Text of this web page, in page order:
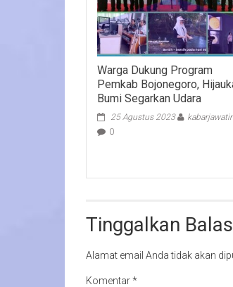
Warga Dukung Program
Pemkab Bojonegoro,
Bumi Segarkan Udara
25 Agustus 2023
0
Tinggalkan
Alamat email Anda tidak akan
Komentar*